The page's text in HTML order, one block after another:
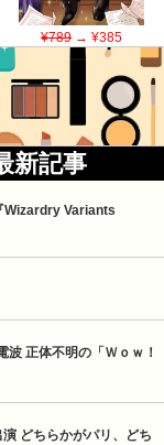
¥789→ ¥385
新記事
Wizardry Variants
正体不明の「Ｗｏｗ！
どちらかがパリ、どち